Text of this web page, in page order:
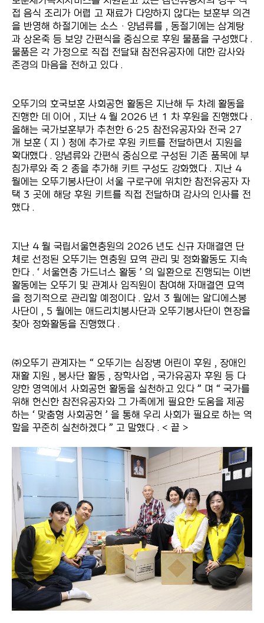
접 음식 조리가 어렵 고 재료가 다양하지 않다는 보훈부 의견
을 반영해 하절기에는 소스 · 양념류를 , 동절기에는 삼계탕
과 상온죽 등 보양 간편식을 중심으로 후원 물품을 구성했다 .
물품은 각 가정으로 직접 전달돼 참전유공자에 대한 감사와
존경의 마음을 전하고 있다 .
오뚜기의 호국보훈 사회공헌 활동은 지난해 두 차례 활동을
진행한 데 이어 , 지난 4 월 2026 년 1 차 후원을 진행했다 .
올해는 국가보훈부가 추천한 6·25 참전유공자와 전국 27
개 보훈 ( 지 ) 청에 추가로 후원 키트를 전달하면서 지원을
확대했다 . 양념류와 간편식 중심으로 구성된 기존 품목에 부
침가루와 죽 2 종을 추가해 키트 구성도 강화했다 . 지난 4
월에는 오뚜기봉사단이 서울 구로구에 위치한 참전유공자 자
택 3 곳에 해당 후원 키트를 직접 전달하며 감사의 인사를 전
했다 .
지난 4 월 국립서울현충원의 2026 년도 신규 자매결연 단
체로 선정된 오뚜기는 현충원 묘역 관리 및 정화활동도 지속
한다 . ‘ 서울현충 가드너스 활동 ’ 의 일환으로 진행되는 이번
활동에는 오뚜기 및 관계사 임직원이 참여해 자매결연 묘역
을 정기적으로 관리할 예정이다 . 앞서 3 월에는 알디에스봉
사단이 , 5 월에는 애드리치봉사단과 오뚜기봉사단이 현장을
찾아 정화활동을 진행했다 .
㈜오뚜기 관계자는 “ 오뚜기는 심장병 어린이 후원 , 장애인
재활 지원 , 봉사단 활동 , 장학사업 , 국가유공자 후원 등 다
양한 영역에서 사회공헌 활동을 실천하고 있다 ” 며 “ 국가를
위해 헌신한 참전유공자와 그 가족에게 필요한 도움을 제공
하는 ‘ 맞춤형 사회공헌 ’ 을 통해 우리 사회가 필요로 하는 역
할을 꾸준히 실천하겠다 ” 고 말했다 . < 끝 >